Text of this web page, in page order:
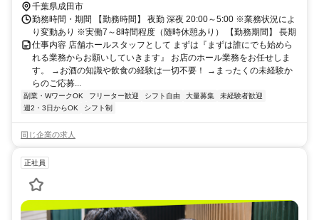
道、佐倉、酒々井、や 茨城方面から通っている方も多数在籍。
千葉県成田市
勤務時間・期間 【勤務時間】 夜勤 深夜 20:00～5:00 ※業務状況によ
り変動あり ※実働7～8時間程度（随時休憩あり） 【勤務期間】 長期
仕事内容 店舗ホールスタッフとして まずは『まずは誰にでも始めら
れる業務からお願いしていきます』 お店のホール業務をお任せしま
す。 →お酒の知識や飲食の経験は一切不要！ →まったくの未経験か
らのご応募...
副業・WワークOK フリーター歓迎 シフト自由 大量募集
未経験者歓迎
週2・3日からOK
シフト制
同じ企業の求人
正社員